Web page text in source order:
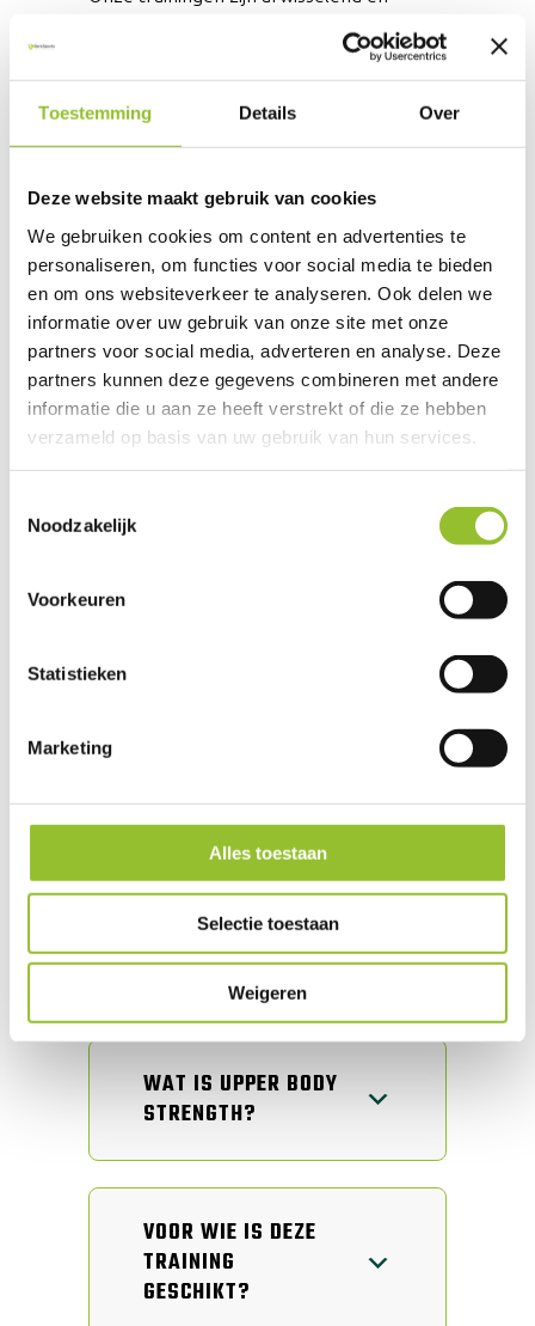
Toestemming Details Over
Deze website maakt gebruik van cookies
We gebruiken cookies om content en advertenties te
personaliseren, om functies voor social media te bieden
en om ons websiteverkeer te analyseren. Ook delen we
informatie over uw gebruik van onze site met onze
partners voor social media, adverteren en analyse. Deze
partners kunnen deze gegevens combineren met andere
informatie die u aan ze heeft verstrekt of die ze hebben
verzameld op basis van uw gebruik van hun services.
kunnen ontvangen en verwerken.
Noodzakelijk
Voorkeuren
Statistieken
Marketing
Alles toestaan
Selectie toestaan
Weigeren
uitdagend. We wisselen tussen compound
lifts, isolatieoefeningen, tempo-variaties
workout is hetzelfde!
VAN PROEFLES
TOT RESULTAAT!
Je vraagt een gratis proefles aan.
Binnen 24 uur nemen wij contact met je
op om je wensen en behoeften af te
stemmen. We stellen een aantal vragen
over onder andere: fitnessniveau,
blessures, motivatie voor het sporten en
Je doet mee aan de proefles wanneer
Samen evalueren wij de proefles. Past
Lid worden? Plan je lessen via onze app
Plan jouw gratis proefles
VEELGESTELDE
VRAGEN
WAT IS UPPER BODY
STRENGTH?
VOOR WIE IS DEZE
TRAINING
GESCHIKT?